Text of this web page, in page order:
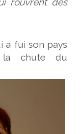
a fui son pays
la chute du